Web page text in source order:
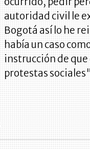
autoridad civil le
Bogotá así lo he
había un caso
instrucción de
protestas sociales"